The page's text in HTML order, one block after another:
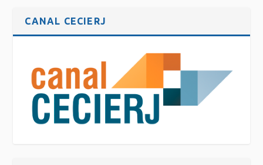
CANAL CECIERJ